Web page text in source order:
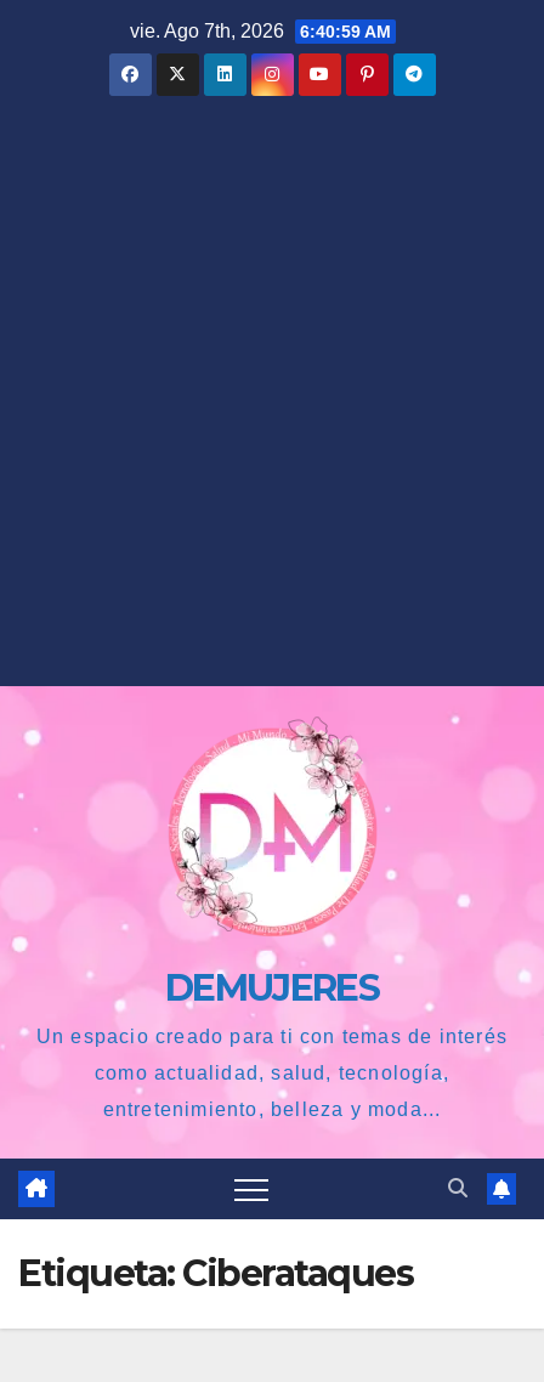
vie. Ago 7th, 2026 6:41:00 AM
DEMUJERES
Un espacio creado para ti con temas de interés
como actualidad, salud, tecnología,
entretenimiento, belleza y moda...
Etiqueta:Ciberataques